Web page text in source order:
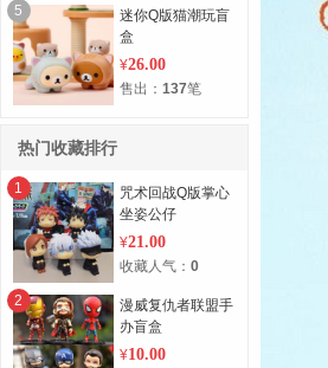
5
迷你Q版猫潮玩盲
盒
¥26.00
售出： 137笔
热门收藏排行
1
咒术回战Q版掌心
坐姿公仔
¥21.00
收藏人气： 0
2
漫威复仇者联盟手
办盲盒
¥10.00